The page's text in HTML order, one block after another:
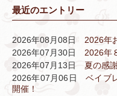
最近のエントリー
2026年08月08日 2026年
2026年07月30日 2026年
2026年07月13日 夏の感
2026年07月06日ベイブ
開催！